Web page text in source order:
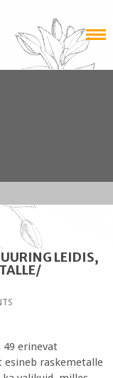
LEIDIS,
erinevat
raskemetalle